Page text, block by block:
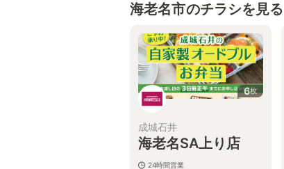
海老名市のチラシを見る
6枚
成城石井
海老名SA上り店
24時間営業